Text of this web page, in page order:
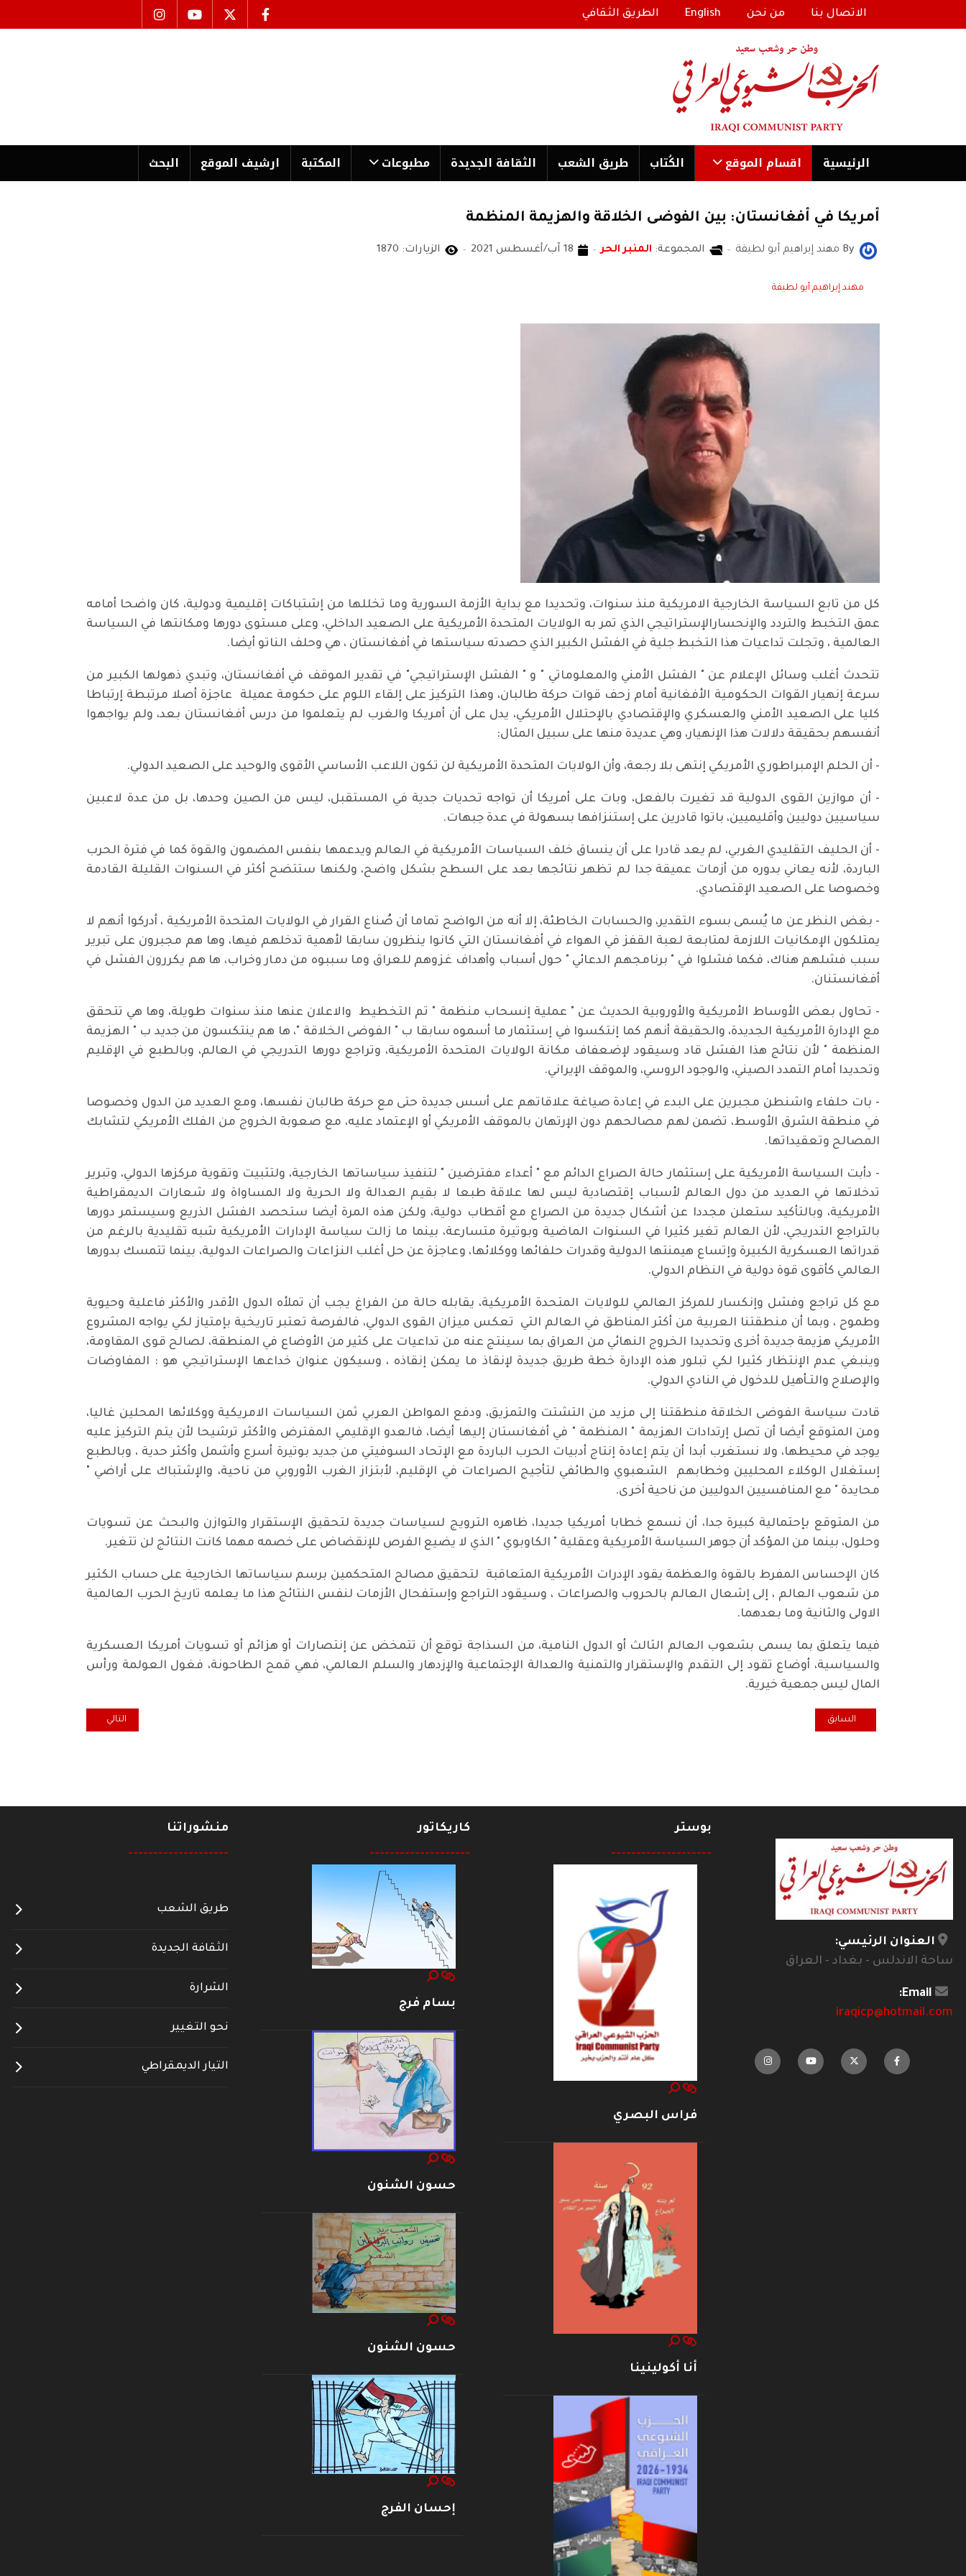
الاتصال بنا من نحن English الطريق الثقافي
الرئیسية اقسام الموقع الكُتاب طریق الشعب الثقافة الجدیدة مطبوعات المكتبة ارشیف الموقع البحث
أمريكا في أفغانستان: بين الفوضى الخلاقة والهزيمة المنظمة
By مهند إبراهيم أبو لطيفة المجموعة: المنبر الحر 18 آب/أغسطس 2021 الزيارات: 1870
مهند إبراهيم أبو لطيفة
كل من تابع السياسة الخارجية الامريكية منذ سنوات، وتحديدا مع بداية الأزمة السورية وما تخللها من إشتباكات إقليمية ودولية، كان واضحا أمامه
عمق التخبط والتردد والإنحسارالإستراتيجي الذي تمر به الولايات المتحدة الأمريكية على الصعيد الداخلي، وعلى مستوى دورها ومكانتها في السياسة
العالمية ، وتجلت تداعيات هذا التخبط جلية في الفشل الكبير الذي حصدته سياستها في أفغانستان ، هي وحلف الناتو أيضا.
تتحدث أغلب وسائل الإعلام عن " الفشل الأمني والمعلوماتي " و " الفشل الإستراتيجي" في تقدير الموقف في أفغانستان، وتبدي ذهولها الكبير من
سرعة إنهيار القوات الحكومية الأفغانية أمام زحف قوات حركة طالبان، وهذا التركيز على إلقاء اللوم على حكومة عميلة عاجزة أصلا مرتبطة إرتباطا
كليا على الصعيد الأمني والعسكري والإقتصادي بالإحتلال الأمريكي، يدل على أن أمريكا والغرب لم يتعلموا من درس أفغانستان بعد، ولم يواجهوا
أنفسهم بحقيقة دلالات هذا الإنهيار، وهي عديدة منها على سبيل المثال:
- أن الحلم الإمبراطوري الأمريكي إنتهى بلا رجعة، وأن الولايات المتحدة الأمريكية لن تكون اللاعب الأساسي الأقوى والوحيد على الصعيد الدولي.
- أن موازين القوى الدولية قد تغيرت بالفعل، وبات على أمريكا أن تواجه تحديات جدية في المستقبل، ليس من الصين وحدها، بل من عدة لاعبين
سياسيين دوليين وأقليميين، باتوا قادرين على إستنزافها بسهولة في عدة جبهات.
- أن الحليف التقليدي الغربي، لم يعد قادرا على أن ينساق خلف السياسات الأمريكية في العالم ويدعمها بنفس المضمون والقوة كما في فترة الحرب
الباردة، لأنه يعاني بدوره من أزمات عميقة جدا لم تظهر نتائجها بعد على السطح بشكل واضح، ولكنها ستتضح أكثر في السنوات القليلة القادمة
وخصوصا على الصعيد الإقتصادي.
- بغض النظر عن ما يُسمى بسوء التقدير، والحسابات الخاطئة، إلا أنه من الواضح تماما أن صُناع القرار في الولايات المتحدة الأمريكية ، أدركوا أنهم لا
يمتلكون الإمكانيات اللازمة لمتابعة لعبة القفز في الهواء في أفغانستان التي كانوا ينظرون سابقا لأهمية تدخلهم فيها، وها هم مجبرون على تبرير
سبب فشلهم هناك، فكما فشلوا في " برنامجهم الدعائي " حول أسباب وأهداف غزوهم للعراق وما سببوه من دمار وخراب، ها هم يكررون الفشل في
أفغانستنان.
- تحاول بعض الأوساط الأمريكية والأوروبية الحديث عن " عملية إنسحاب منظمة " تم التخطيط والاعلان عنها منذ سنوات طويلة، وها هي تتحقق
مع الإدارة الأمريكية الجديدة، والحقيقة أنهم كما إنتكسوا في إستثمار ما أسموه سابقا ب " الفوضى الخلاقة "، ها هم ينتكسون من جديد ب " الهزيمة
المنظمة " لأن نتائج هذا الفشل قاد وسيقود لإضعفاف مكانة الولايات المتحدة الأمريكية، وتراجع دورها التدريجي في العالم، وبالطبع في الإقليم
وتحديدا أمام التمدد الصيني، والوجود الروسي، والموقف الإيراني.
- بات حلفاء واشنطن مجبرين على البدء في إعادة صياغة علاقاتهم على أسس جديدة حتى مع حركة طالبان نفسها، ومع العديد من الدول وخصوصا
في منطقة الشرق الأوسط، تضمن لهم مصالحهم دون الإرتهان بالموقف الأمريكي أو الإعتماد عليه، مع صعوبة الخروج من الفلك الأمريكي لتشابك
المصالح وتعقيداتها.
- دأبت السياسة الأمريكية على إستثمار حالة الصراع الدائم مع " أعداء مفترضين " لتنفيذ سياساتها الخارجية، ولتثبيت وتقوية مركزها الدولي، وتبرير
تدخلاتها في العديد من دول العالم لأسباب إقتصادية ليس لها علاقة طبعا لا بقيم العدالة ولا الحرية ولا المساواة ولا شعارات الديمقراطية
الأمريكية، وبالتأكيد ستعلن مجددا عن أشكال جديدة من الصراع مع أقطاب دولية، ولكن هذه المرة أيضا ستحصد الفشل الذريع وسيستمر دورها
بالتراجع التدريجي، لأن العالم تغير كثيرا في السنوات الماضية وبوتيرة متسارعة، بينما ما زالت سياسة الإدارات الأمريكية شبه تقليدية بالرغم من
قدراتها العسكرية الكبيرة وإتساع هيمنتها الدولية وقدرات حلفائها ووكلائها، وعاجزة عن حل أغلب النزاعات والصراعات الدولية، بينما تتمسك بدورها
العالمي كأقوى قوة دولية في النظام الدولي.
مع كل تراجع وفشل وإنكسار للمركز العالمي للولايات المتحدة الأمريكية، يقابله حالة من الفراغ يجب أن تملأه الدول الأقدر والأكثر فاعلية وحيوية
وطموح ، وبما أن منطقتنا العربية من أكثر المناطق في العالم التي تعكس ميزان القوى الدولي، فالفرصة تعتبر تاريخية بإمتياز لكي يواجه المشروع
الأمريكي هزيمة جديدة أخرى وتحديدا الخروج النهائي من العراق بما سينتج عنه من تداعيات على كثير من الأوضاع في المنطقة، لصالح قوى المقاومة،
وينبغي عدم الإنتظار كثيرا لكي تبلور هذه الإدارة خطة طريق جديدة لإنقاذ ما يمكن إنقاذه ، وسيكون عنوان خداعها الإستراتيجي هو : المفاوضات
والإصلاح والتـأهيل للدخول في النادي الدولي.
قادت سياسة الفوضى الخلاقة منطقتنا إلى مزيد من التشتت والتمزيق، ودفع المواطن العربي ثمن السياسات الامريكية ووكلائها المحلين غاليا،
ومن المتوقع أيضا أن تصل إرتدادات الهزيمة " المنظمة " في أفغانستان إليها أيضا، فالعدو الإقليمي المفترض والأكثر ترشيحا لأن يتم التركيز عليه
يوجد في محيطها، ولا نستغرب أبدا أن يتم إعادة إنتاج أدبيات الحرب الباردة مع الإتحاد السوفيتي من جديد بوتيرة أسرع وأشمل وأكثر حدية ، وبالطبع
إستغلال الوكلاء المحليين وخطابهم الشعبوي والطائفي لتأجيج الصراعات في الإقليم، لأبتزاز الغرب الأوروبي من ناحية، والإشتباك على أراضي "
محايدة " مع المنافسيين الدوليين من ناحية أخرى.
من المتوقع بإحتمالية كبيرة جدا، أن نسمع خطابا أمريكيا جديدا، ظاهره الترويج لسياسات جديدة لتحقيق الإستقرار والتوازن والبحث عن تسويات
وحلول، بينما من المؤكد أن جوهر السياسة الأمريكية وعقلية " الكاوبوي " الذي لا يضيع الفرص للإنقضاض على خصمه مهما كانت النتائج لن تتغير.
كان الإحساس المفرط بالقوة والعظمة يقود الإدرات الأمريكية المتعاقبة لتحقيق مصالح المتحكمين برسم سياساتها الخارجية على حساب الكثير
من شعوب العالم ، إلى إشعال العالم بالحروب والصراعات ، وسيقود التراجع وإستفحال الأزمات لنفس النتائج هذا ما يعلمه تاريخ الحرب العالمية
الاولى والثانية وما بعدهما.
فيما يتعلق بما يسمى بشعوب العالم الثالث أو الدول النامية، من السذاجة توقع أن تتمخض عن إنتصارات أو هزائم أو تسويات أمريكا العسكرية
والسياسية، أوضاع تقود إلى التقدم والإستقرار والتمنية والعدالة الإجتماعية والإزدهار والسلم العالمي، فهي قمح الطاحونة، فغول العولمة ورأس
المال ليس جمعية خيرية.
المقال السابق: الصدمة في كابول والفشل في واشنطن وردة الفعل من بغداد
السابق المقال التالي: بقاء قانون
التالي
العنوان الرئيسي:
ساحة الاندلس - بغداد - العراق
Email:
iraqicp@hotmail.com
بوستر
--------------------
فراس البصري
أنا أكولينينا
كاريكاتور
--------------------
بسام فرج
حسون الشنون
حسون الشنون
إحسان الفرج
منشوراتنا
--------------------
طريق الشعب
الثقافة الجديدة
الشرارة
نحو التغيير
التيار الديمقراطي